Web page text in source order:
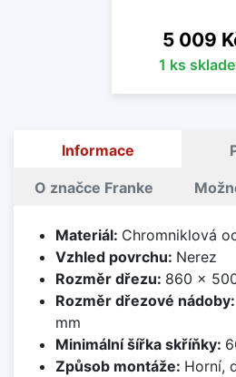
Cena
5 009
1 ks
Informace
O značce Franke
Materiál: Chromniklová
Vzhled povrchu: Nerez
Rozměr dřezu: 860 x
Rozměr dřezové nádoby:
mm
Minimální šířka skříňky:
Způsob montáže: Horní,